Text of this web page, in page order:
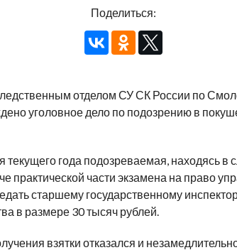
Поделиться:
отделом СУ СК России по
уголовное дело по подозрению в
текущего года подозреваемая, находясь в
практической части экзамена на право
старшему государственному
в размере 30 тысяч рублей.
взятки отказался и